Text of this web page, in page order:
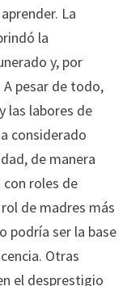
La
la
y, por
pesar de todo,
las labores de
considerado
de manera
con roles de
de madres más
podría ser la base
Otras
el desprestigio